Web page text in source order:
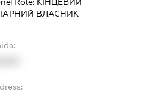
КІНЦЕВИЙ
ВЛАСНИК